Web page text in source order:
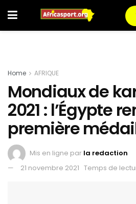
Home AFRIQUE
Mondiaux de
2021 : l’Égypte
première
Mis en ligne par la redaction
21 novembre 2021 Temps de